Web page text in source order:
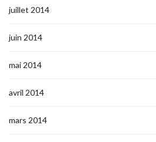
juillet 2014
juin 2014
mai 2014
avril 2014
mars 2014